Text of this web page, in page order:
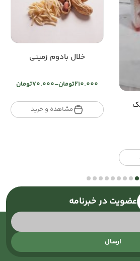
خلال بادوم زمینی
تومان210.000
– تومان70.000
Price
تومان70.000
through
مشاهده و خرید
عضویت در خبرنامه
ارسال